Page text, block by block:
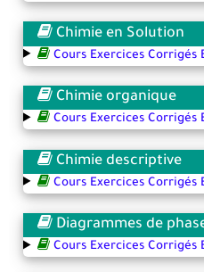
Chimie en Solution
Cours Exercices Corrigés
Chimie organique
Cours Exercices Corrigés
Chimie descriptive
Cours Exercices Corrigés
Diagrammes de
Cours Exercices Corrigés